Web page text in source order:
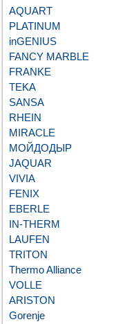
AQUART
PLATINUM
inGENIUS
FANCY MARBLE
FRANKE
TEKA
SANSA
RHEIN
MIRACLE
МОЙДОДЫР
JAQUAR
VIVIA
FENIX
EBERLE
IN-THERM
LAUFEN
TRITON
Thermo Alliance
VOLLE
ARISTON
Gorenje